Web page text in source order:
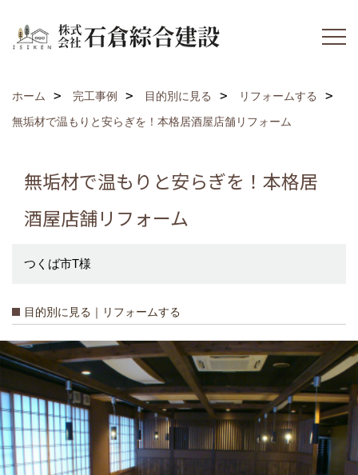
ホーム 完工事例 目的別に見る
リフォームする
無垢材で温もりと安らぎを！本格居酒屋店舗リフォーム
無垢材で温もりと安らぎを！本格居
酒屋店舗リフォーム
つくば市T様
目的別に見る｜リフォームする